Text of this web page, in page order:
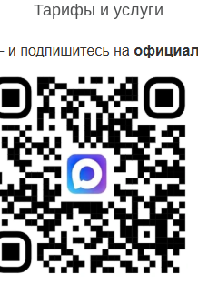
Тарифы и услуги